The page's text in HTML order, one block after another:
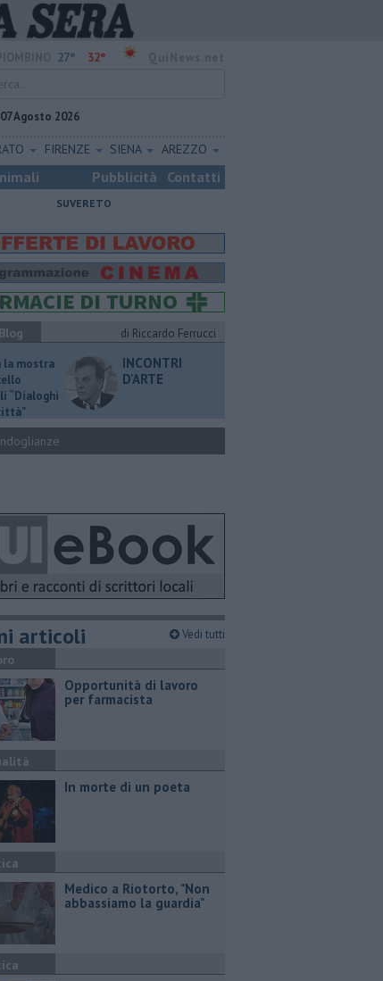
27° 32°
07 Agosto 2026
FIRENZE SIENA AREZZO
Pubblicità Contatti
SUVERETO
di Riccardo Ferrucci
la mostra
“Dialoghi
INCONTRI
D'ARTE
articoli Vedi tutti
Opportunità di lavoro
per farmacista
In morte di un poeta
Medico a Riotorto, "Non
abbassiamo la guardia"